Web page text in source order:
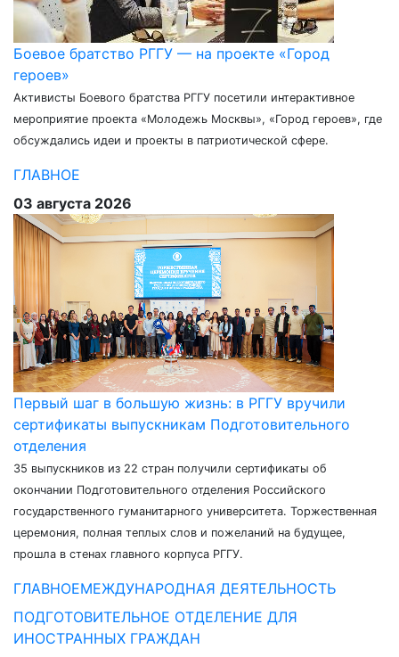
Боевое братство РГГУ — на проекте «Город
героев»
Активисты Боевого братства РГГУ посетили интерактивное
мероприятие проекта «Молодежь Москвы», «Город героев», где
обсуждались идеи и проекты в патриотической сфере.
ГЛАВНОЕ
03 августа 2026
Первый шаг в большую жизнь: в РГГУ вручили
сертификаты выпускникам Подготовительного
отделения
35 выпускников из 22 стран получили сертификаты об
окончании Подготовительного отделения Российского
государственного гуманитарного университета. Торжественная
церемония, полная теплых слов и пожеланий на будущее,
прошла в стенах главного корпуса РГГУ.
ГЛАВНОЕМЕЖДУНАРОДНАЯ ДЕЯТЕЛЬНОСТЬ
ПОДГОТОВИТЕЛЬНОЕ ОТДЕЛЕНИЕ ДЛЯ
ИНОСТРАННЫХ ГРАЖДАН